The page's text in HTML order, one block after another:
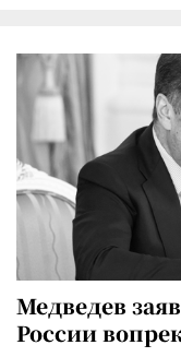
Медведев
России